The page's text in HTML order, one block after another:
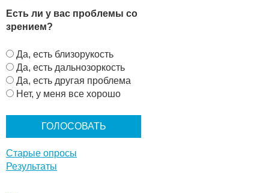
Есть ли у вас проблемы со
зрением?
В
а
р
и
Да, есть близорукость
Да, есть дальнозоркость
Да, есть другая проблема
Нет, у меня все хорошо
Старые опросы
Результаты